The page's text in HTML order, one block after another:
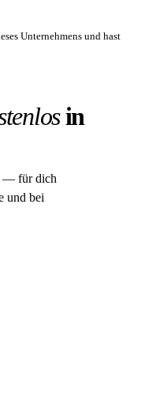
Unternehmens und hast
in
— für dich
und bei